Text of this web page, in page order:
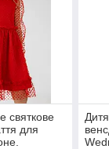
святкове
для